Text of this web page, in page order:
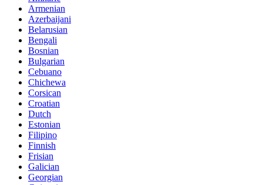
Armenian
Azerbaijani
Belarusian
Bengali
Bosnian
Bulgarian
Cebuano
Chichewa
Corsican
Croatian
Dutch
Estonian
Filipino
Finnish
Frisian
Galician
Georgian